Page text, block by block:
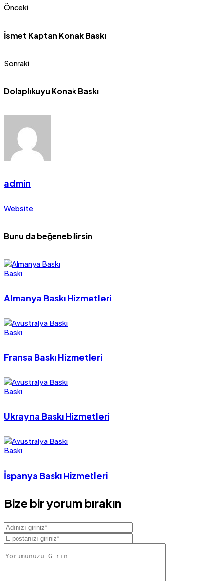
Önceki
İsmet Kaptan Konak Baskı
Sonraki
Dolaplıkuyu Konak Baskı
admin
Website
Bunu da beğenebilirsin
Baskı
Almanya Baskı Hizmetleri
Baskı
Fransa Baskı Hizmetleri
Baskı
Ukrayna Baskı Hizmetleri
Baskı
İspanya Baskı Hizmetleri
Bize bir yorum bırakın